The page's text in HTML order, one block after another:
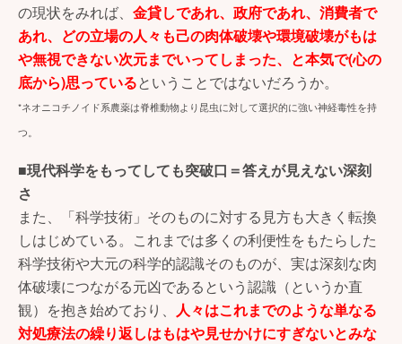
の現状をみれば、 金貸しであれ、政府であれ、消費者で
あれ、どの立場の人々も己の肉体破壊や環境破壊がもは
や無視できない次元までいってしまった、と本気で(心の
底から)思っているということではないだろうか。
*ネオニコチノイド系農薬は脊椎動物より昆虫に対して選択的に強い神経毒性を持
つ。
■現代科学をもってしても突破口＝答えが見えない深刻
さ
また、「科学技術」そのものに対する見方も大きく転換
しはじめている。これまでは多くの利便性をもたらした
科学技術や大元の科学的認識そのものが、実は深刻な肉
体破壊につながる元凶であるという認識（というか直
観）を抱き始めており、 人々はこれまでのような単なる
対処療法の繰り返しはもはや見せかけにすぎないとみな